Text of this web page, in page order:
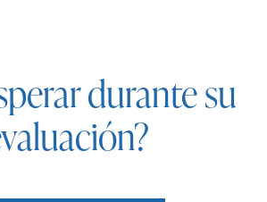
durante su